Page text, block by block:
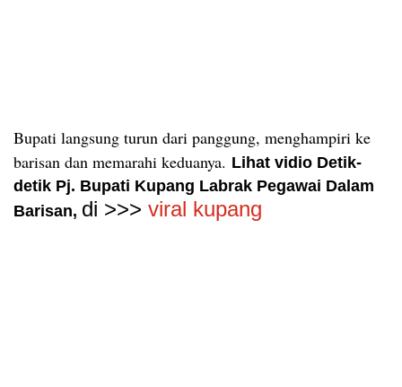
Bupati langsung turun dari panggung, menghampiri ke
barisan dan memarahi keduanya. Lihat vidio Detik-
detik Pj. Bupati Kupang Labrak Pegawai Dalam
Barisan, di >>> viral kupang